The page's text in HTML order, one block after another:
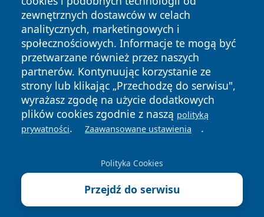
zewnętrznych dostawców w celach
analitycznych, marketingowych i
społecznościowych. Informacje te mogą być
przetwarzane również przez naszych
partnerów. Kontynuując korzystanie ze
strony lub klikając „Przechodzę do serwisu",
wyrażasz zgodę na użycie dodatkowych
plików cookies zgodnie z naszą polityką
prywatności. Zaawansowane ustawienia .
Polityka Cookies
Przejdź do serwisu
Copyright © 2026 przemyslonline.pl Wszystkie prawa
zastrzeżone.
News Autorzy
Polityka
Prywatności
Polityka
Cookies